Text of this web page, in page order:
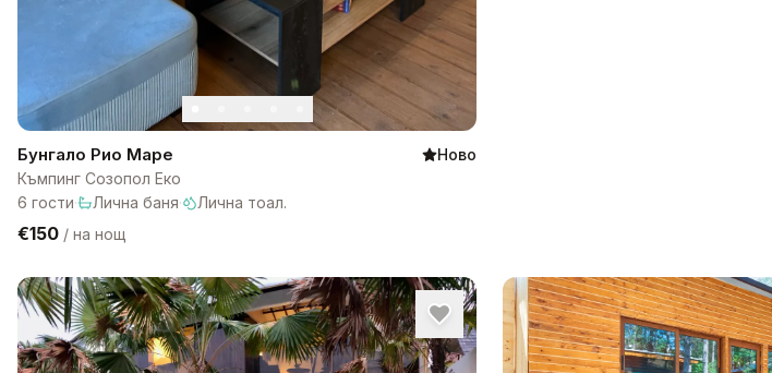
Бунгало Рио Маре
Ново
Къмпинг Созопол Еко
6 гости· Лична баня· Лична тоал.
€150 / на нощ